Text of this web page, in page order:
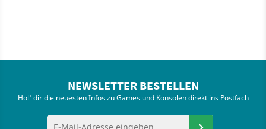
NEWSLETTER BESTELLEN
Hol' dir die neuesten Infos zu Games und Konsolen direkt ins Postfach